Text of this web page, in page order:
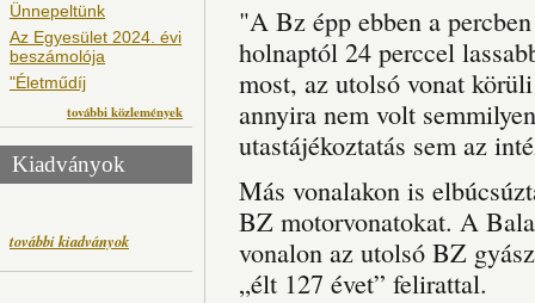
Ünnepeltünk
Az Egyesület 2024. évi
beszámolója
"Életműdíj
további közlemények
Kiadványok
további kiadványok
"A Bz épp ebben a
holnaptól 24 perccel
most, az utolsó vonat
annyira nem volt
utastájékoztatás sem az
Más vonalakon is
BZ motorvonatokat. A
vonalon az utolsó BZ
„élt 127 évet” felirattal.